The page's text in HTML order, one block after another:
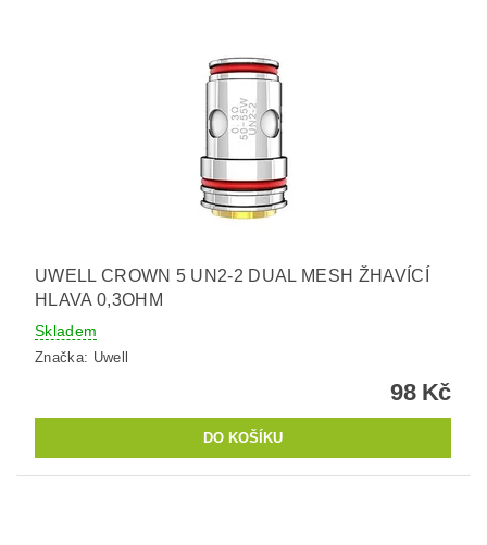
UWELL CROWN 5 UN2-2 DUAL MESH ŽHAVÍCÍ
HLAVA 0,3OHM
Skladem
Značka: Uwell
98 Kč